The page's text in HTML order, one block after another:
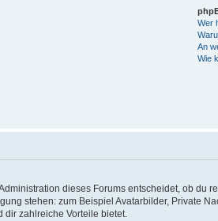
Wer
An
Wie
dieses Forums entscheidet, ob du
stehen: zum Beispiel Avatarbilder, Private
dir zahlreiche Vorteile bietet.